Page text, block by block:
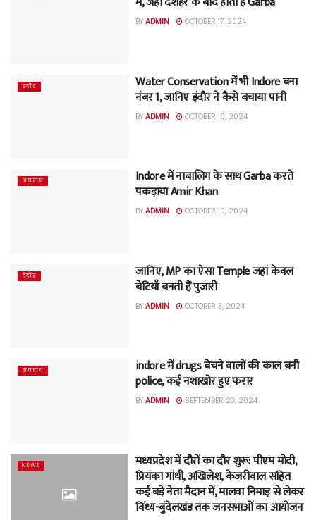
BY ADMIN OCTOBER 17, 2024
इंदौर
Water Conservation में भी Indore बना
नंबर 1, जानिए इंदौर ने कैसे बचाया पानी
BY ADMIN OCTOBER 18, 2024
अपराध
Indore में नाबालिग के साथ Garba करते
पकड़ाया Amir Khan
BY ADMIN OCTOBER 10, 2024
इंदौर
जानिए, MP का ऐसा Temple जहां केवल
बेटियाँ बनती हैं पुजारी
BY ADMIN OCTOBER 3, 2024
अपराध
indore में drugs बेचने वालों की काल बनी
police, कई नशाखोर हुए फरार
BY ADMIN SEPTEMBER 23, 2024
NEWS
मध्यप्रदेश में दौरों का दौर शुरू: पीएम मोदी,
प्रियंका गांधी, अखिलेश, केजरीवाल सहित
कई बड़े नेता मैदान में, मालवा निमाड़ से लेकर
विंध्य-बुंदेलखंड तक जनसभाओं का आयोजन